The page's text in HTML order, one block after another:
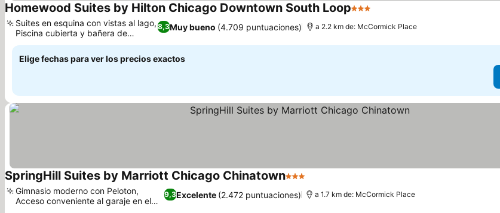
Homewood Suites by Hilton Chicago Downtown South Loop3 Estrellas
8,3Muy bueno (4.709 puntuaciones)
Suites en esquina con vistas al lago,
Piscina cubierta y bañera de
hidromasaje
a 2.2 km de: McCormick Place
Elige fechas para ver los precios exactos
SpringHill Suites by Marriott Chicago Chinatown3 Estrellas
9,3Excelente (2.472 puntuaciones)
Gimnasio moderno con Peloton,
Acceso conveniente al garaje en el
segundo nivel
a 1.7 km de: McCormick Place